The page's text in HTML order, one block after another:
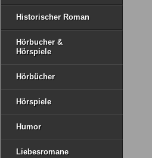
Historischer Roman
Hörbucher &
Hörspiele
Hörbücher
Hörspiele
Humor
Liebesromane